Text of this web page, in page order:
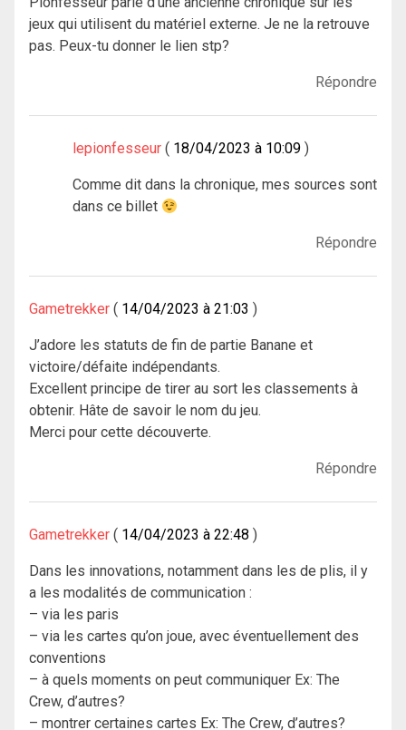
jeux qui utilisent du matériel externe. Je ne la retrouve
pas. Peux-tu donner le lien stp?
Répondre
lepionfesseur 18/04/2023 à 10:09
Comme dit dans la chronique, mes sources sont
dans ce billet
Répondre
Gametrekker 14/04/2023 à 21:03
J’adore les statuts de fin de partie Banane et
victoire/défaite indépendants.
Excellent principe de tirer au sort les classements à
obtenir. Hâte de savoir le nom du jeu.
Merci pour cette découverte.
Répondre
Gametrekker 14/04/2023 à 22:48
Dans les innovations, notamment dans les de plis, il y
a les modalités de communication :
– via les paris
– via les cartes qu’on joue, avec éventuellement des
conventions
– à quels moments on peut communiquer Ex: The
Crew, d’autres?
– montrer certaines cartes Ex: The Crew, d’autres?